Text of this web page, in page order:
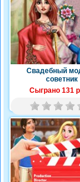
Свадебный
советник
Сыграно 131